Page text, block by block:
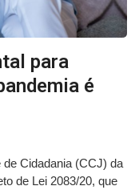
para
é
Cidadania (CCJ) da
de Lei 2083/20, que